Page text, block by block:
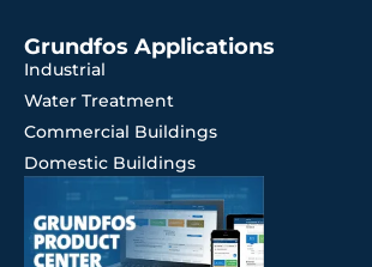
Grundfos Applications
Industrial
Water Treatment
Commercial Buildings
Domestic Buildings